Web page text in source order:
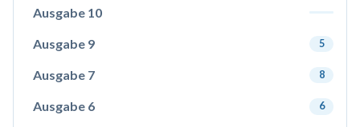
Ausgabe 10
Ausgabe 9 5
Ausgabe 7 8
Ausgabe 6 6